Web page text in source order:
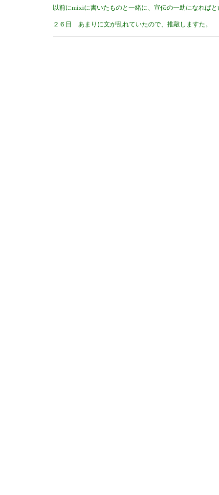
以前にmixiに書いたものと一緒に、宣伝の一助になれば
２６日 あまりに文が乱れていたので、推敲しますた。